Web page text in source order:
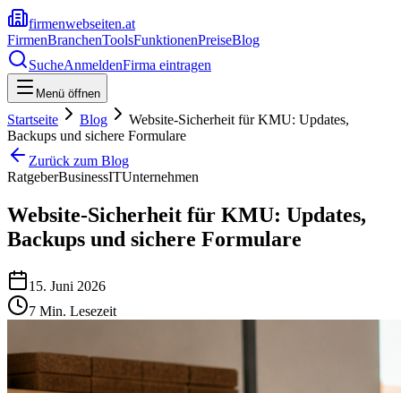
firmenwebseiten.at
FirmenBranchenToolsFunktionenPreiseBlog
SucheAnmeldenFirma eintragen
Menü öffnen
Startseite Blog
Website-Sicherheit für KMU: Updates,
Backups und sichere Formulare
Zurück zum Blog
RatgeberBusinessITUnternehmen
Website-Sicherheit für KMU: Updates,
Backups und sichere Formulare
15. Juni 2026
7 Min. Lesezeit